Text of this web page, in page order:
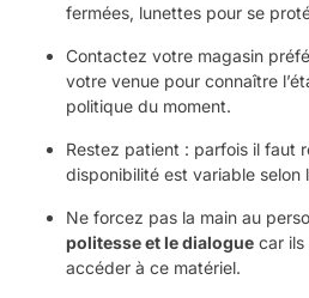
fermées, lunettes pour se
Contactez votre magasin
votre venue pour connaître
politique du moment.
Restez patient : parfois il faut
disponibilité est variable selon
Ne forcez pas la main au
politesse et le dialogue car ils
accéder à ce matériel.